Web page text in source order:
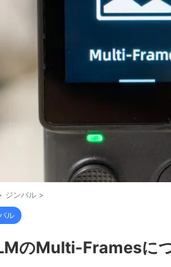
ジンバル >
ル
のMulti-Framesに